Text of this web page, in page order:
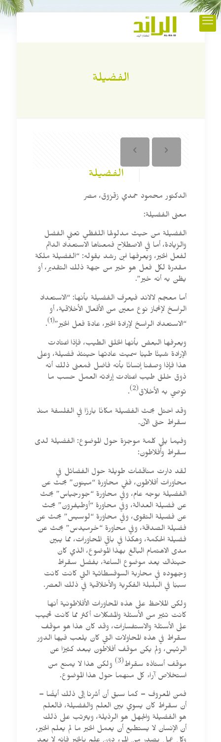
الفضيلة
الفضيلة
الدكتور محمود حمدي زقزوق، مصر
معنى الفضيلة:
الفضيلة من حيث مدلولها اللفظي تعني الفضل
والزيادة، أما في الاصطلاح فمعناها الاستعداد الدائم
لفعل الخير، ويعرفها ابن رشد بقوله: “الفضيلة ملكة
مقدرة لكل فعل هو خير من جهة ذلك التقدير، أو
يظن به أنه خير”.
أما معجم لالاند فيعرف الفضيلة بأنها: “الاستعداد
الراسخ لإنجاز نوع معين من الأفعال الأخلاقية، أو
“الاستعداد الراسخ لإرادة الخير، عادة فعل الخير”(1)
.
ويعرفها البعض بأنها الخلق الطيب، فإذا اعتادت
الإرادة شيئًا طيبًا سميت عادتها حينئذ فضيلة، وعلى
هذا فإذا وصفنا إنسانًا بأنه فاضل فمعنى ذلك أنه
ذوق خلق طيب اعتادت إرادته العمل حسب ما
توصي به الأخلاق(2)
.
وقد احتل بحث الفضيلة مكانًا بارزًا في الفلسفة منذ
سقراط حتى الآن.
وفيما يلي كلمة موجزة حول الموضوع: الفضيلة لدى
سقراط وأفلاطون:
لقد دارت مناقشات طويلة حول الفضائل في
محاورات أفلاطون، ففي محاورة “مينون” بحث عن
الفضيلة بوجه عام، وفي محاورة “جورجياس” بحث
عن فضيلة العدالة، وفي محاورة “أوطيفرون” بحث
عن فضيلة التقوى، وفي محاورة “لوسيس” بحث عن
فضيلة الصداقة، وفي محاورة “خرميدس” بحث عن
فضيلة الحكمة، وهكذا في باقي المحاورات، مما يبين
مدى الاهتمام البالغ بهذا الموضوع، الذي كان
حينذاك يعد موضوع الساعة، بفضل سقراط
وجهوده في محاربة السوفسطائية التي كانت كانت
سببًا في البلبلة الفكرية والأخلاقية في ذلك العصر.
ولكن الملاحظ على هذه المحاورات الأفلاطونية أنها
كانت تثير من الأسئلة والمشكلات أكثر مما كانت تجيب
على الأسئلة والاستفسارات، وقد كان هذا هو موقف
سقراط في هذه المحاولات التي كان يلعب فيها الدور
الرئيس، ولم يكن موقف أفلاطون يبعد كثيرًا عن
موقف أستاذه سقراط(3)
ولكن هذا لا يمنع من
استخلاص آراء كل منهما حول هذا الموضوع.
فمن المعروف – كما سبق أن أشرنا إلى ذلك أيضًا –
أن سقراط كان يسوي بين العلم والفضيلة، فالعلم
هو الفضيلة والجهل هو الرذيلة، ويترتب على ذلك
أن الإنسان لا يستطيع أن يعمل الخير ما لم يعلم الخير،